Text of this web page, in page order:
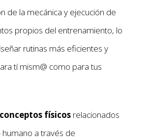
de la mecánica y ejecución de
propios del entrenamiento, lo
rutinas más eficientes y
tí mism@ como para tus
conceptos físicos relacionados
a través de